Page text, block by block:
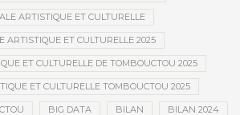
ARTISTIQUE ET CULTURELLE
ARTISTIQUE ET CULTURELLE 2025
ET CULTURELLE DE TOMBOUCTOU 2025
ET CULTURELLE TOMBOUCTOU 2025
BIG DATA BILAN BILAN 2024